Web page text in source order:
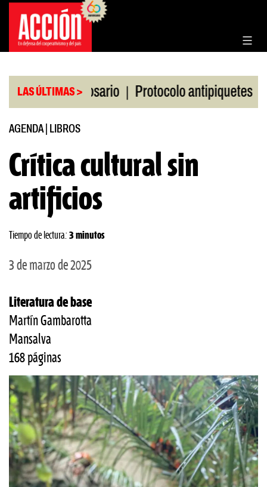
Saltar
contenido
LAS ÚLTIMAS >
de Rosario Protocolo antipiquetes | FATE
AGENDA| LIBROS
Crítica cultural sin
artificios
Tiempo de lectura: 3 minutos
3 de marzo de 2025
Literatura de base
Martín Gambarotta
Mansalva
168 páginas